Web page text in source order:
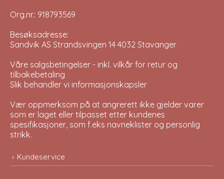
Org.nr.: 918793569
Besøksadresse:
Sandvik AS Strandsvingen 14 4032 Stavanger
Våre salgsbetingelser - inkl. vilkår for retur og
tilbakebetaling
Slik behandler vi informasjonskapsler
Vær oppmerksom på at angrerett ikke gjelder varer
som er laget eller tilpasset etter kundenes
spesifikasjoner, som f.eks navneklister og personlig
strikk.
Kundeservice